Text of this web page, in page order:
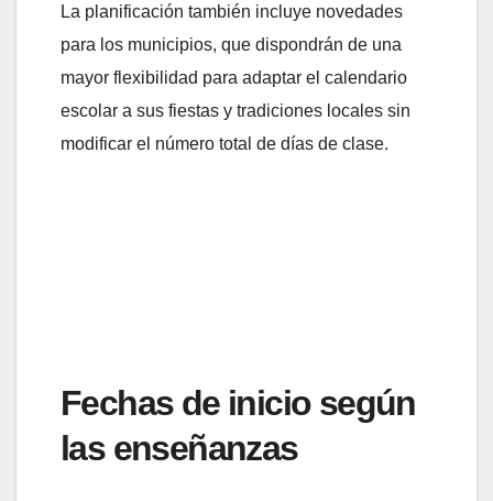
La planificación también incluye novedades
para los municipios, que dispondrán de una
mayor flexibilidad para adaptar el calendario
escolar a sus fiestas y tradiciones locales sin
modificar el número total de días de clase.
Fechas de inicio según
las enseñanzas